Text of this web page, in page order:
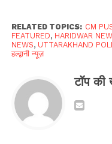
RELATED TOPICS: CM
FEATURED, HARIDWAR
NEWS, UTTARAKHAND
हल्द्वानी न्यूज़
टॉप